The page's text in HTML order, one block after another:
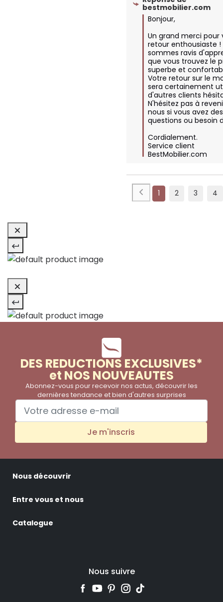
bestmobilier.com
Bonjour,
Un grand merci pour
retour enthousiaste !
sommes ravis
que vous trouvez le
superbe et
Votre retour sur le
sera certainement
d'autres clients
N'hésitez pas à
nous si vous avez des
questions ou besoin
Cordialement.
Service client
BestMobilier.com
1 2 3 4
DES REDUCTIONS EXCLUSIVES*
et NOS NOUVEAUTES
Abonnez-vous pour recevoir nos actus, découvrir les
dernières tendance et bien d'autres surprises
Je m'inscris
Nous découvrir
Entre vous et nous
Catalogue
Nous suivre